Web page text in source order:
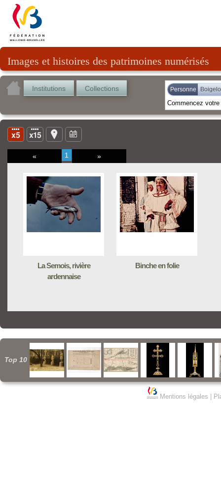
Images et histoires des patrimoines numérisés
Institutions Collections Personne
« 1 »
La Semois, rivière
ardennaise
Binche en folie
Top 10
Mentions légales